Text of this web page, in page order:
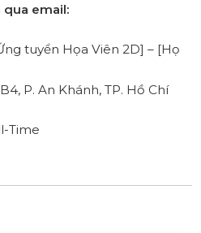
qua email:
tuyển Họa Viên 2D] – [Họ
P. An Khánh, TP. Hồ Chí
Time